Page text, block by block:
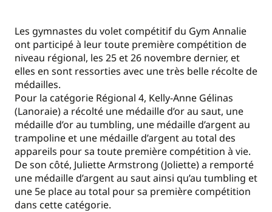
Les gymnastes du volet compétitif du Gym Annalie
ont participé à leur toute première compétition de
niveau régional, les 25 et 26 novembre dernier, et
elles en sont ressorties avec une très belle récolte de
médailles.
Pour la catégorie Régional 4, Kelly-Anne Gélinas
(Lanoraie) a récolté une médaille d’or au saut, une
médaille d’or au tumbling, une médaille d’argent au
trampoline et une médaille d’argent au total des
appareils pour sa toute première compétition à vie.
De son côté, Juliette Armstrong (Joliette) a remporté
une médaille d’argent au saut ainsi qu’au tumbling et
une 5e place au total pour sa première compétition
dans cette catégorie.